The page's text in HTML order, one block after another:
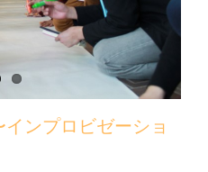
ンプロビゼーショ